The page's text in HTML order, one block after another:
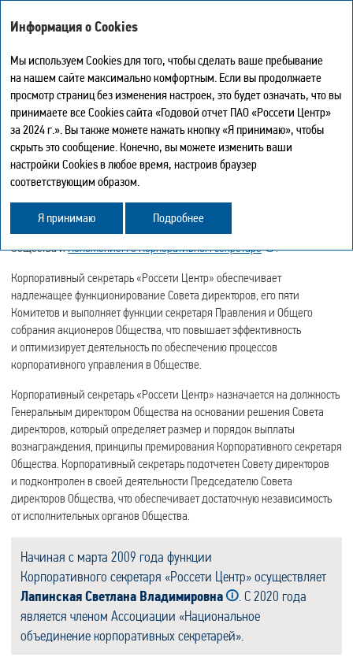
Искать
Версия для печати
Скачать в PDF страницы
Центр загрузки
История
Карта сайта
Поделиться
Корпоративный секретарь
Основная цель деятельности Корпоративного секретаря —
поддерживать эффективное взаимодействие между
акционерами, Советом директоров и исполнительным
руководством.
Общества иПоложением о Корпоративном секретаре
.
Корпоративный секретарь «Россети Центр» обеспечивает
надлежащее функционирование Совета директоров, его пяти
Комитетов и выполняет функции секретаря Правления и Общего
собрания акционеров Общества, что повышает эффективность
и оптимизирует деятельность по обеспечению процессов
корпоративного управления в Обществе.
Корпоративный секретарь «Россети Центр» назначается на должность
Генеральным директором Общества на основании решения Совета
директоров, который определяет размер и порядок выплаты
вознаграждения, принципы премирования Корпоративного секретаря
Общества. Корпоративный секретарь подотчетен Совету директоров
и подконтролен в своей деятельности Председателю Совета
директоров Общества, что обеспечивает достаточную независимость
от исполнительных органов Общества.
Начиная с марта 2009 года функции
Корпоративного секретаря «Россети Центр» осуществляет
Лапинская Светлана Владимировна
. С 2020 года
является членом Ассоциации «Национальное
объединение корпоративных секретарей».
Информация о Cookies
Мы используем Cookies для того, чтобы сделать ваше пребывание
на нашем сайте максимально комфортным. Если вы продолжаете
просмотр страниц без изменения настроек, это будет означать, что вы
принимаете все Cookies сайта «Годовой отчет ПАО «Россети Центр»
за 2024 г.». Вы также можете нажать кнопку «Я принимаю», чтобы
скрыть это сообщение. Конечно, вы можете изменить ваши
настройки Cookies в любое время, настроив браузер
соответствующим образом.
Я принимаю Подробнее